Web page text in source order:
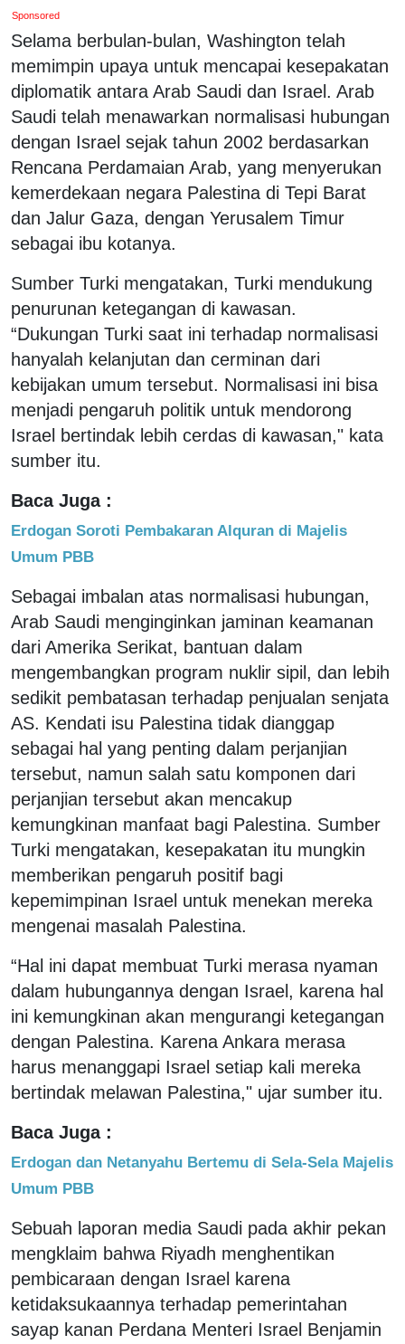
Sponsored
Selama berbulan-bulan, Washington telah
memimpin upaya untuk mencapai kesepakatan
diplomatik antara Arab Saudi dan Israel. Arab
Saudi telah menawarkan normalisasi hubungan
dengan Israel sejak tahun 2002 berdasarkan
Rencana Perdamaian Arab, yang menyerukan
kemerdekaan negara Palestina di Tepi Barat
dan Jalur Gaza, dengan Yerusalem Timur
sebagai ibu kotanya.
Sumber Turki mengatakan, Turki mendukung
penurunan ketegangan di kawasan.
“Dukungan Turki saat ini terhadap normalisasi
hanyalah kelanjutan dan cerminan dari
kebijakan umum tersebut. Normalisasi ini bisa
menjadi pengaruh politik untuk mendorong
Israel bertindak lebih cerdas di kawasan," kata
sumber itu.
Baca Juga :
Erdogan Soroti Pembakaran Alquran di Majelis
Umum PBB
Sebagai imbalan atas normalisasi hubungan,
Arab Saudi menginginkan jaminan keamanan
dari Amerika Serikat, bantuan dalam
mengembangkan program nuklir sipil, dan lebih
sedikit pembatasan terhadap penjualan senjata
AS. Kendati isu Palestina tidak dianggap
sebagai hal yang penting dalam perjanjian
tersebut, namun salah satu komponen dari
perjanjian tersebut akan mencakup
kemungkinan manfaat bagi Palestina. Sumber
Turki mengatakan, kesepakatan itu mungkin
memberikan pengaruh positif bagi
kepemimpinan Israel untuk menekan mereka
mengenai masalah Palestina.
“Hal ini dapat membuat Turki merasa nyaman
dalam hubungannya dengan Israel, karena hal
ini kemungkinan akan mengurangi ketegangan
dengan Palestina. Karena Ankara merasa
harus menanggapi Israel setiap kali mereka
bertindak melawan Palestina," ujar sumber itu.
Baca Juga :
Erdogan dan Netanyahu Bertemu di Sela-Sela Majelis
Umum PBB
Sebuah laporan media Saudi pada akhir pekan
mengklaim bahwa Riyadh menghentikan
pembicaraan dengan Israel karena
ketidaksukaannya terhadap pemerintahan
sayap kanan Perdana Menteri Israel Benjamin